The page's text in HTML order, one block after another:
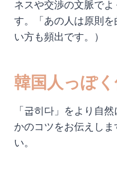
ネスや交渉の文脈で
す。「あの人は原則
い方も頻出です。）
韓国人っぽ
「굽히다」をより自
かのコツをお伝えし
い。